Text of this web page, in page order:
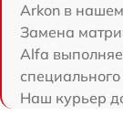
Arkon в
Замена
Alfa
Наш курьер